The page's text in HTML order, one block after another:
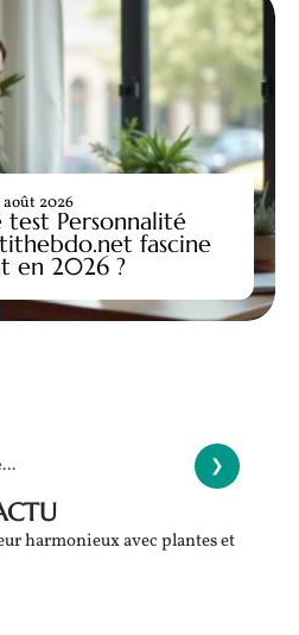
test Personnalité
fascine
en 2026 ?
août 2026